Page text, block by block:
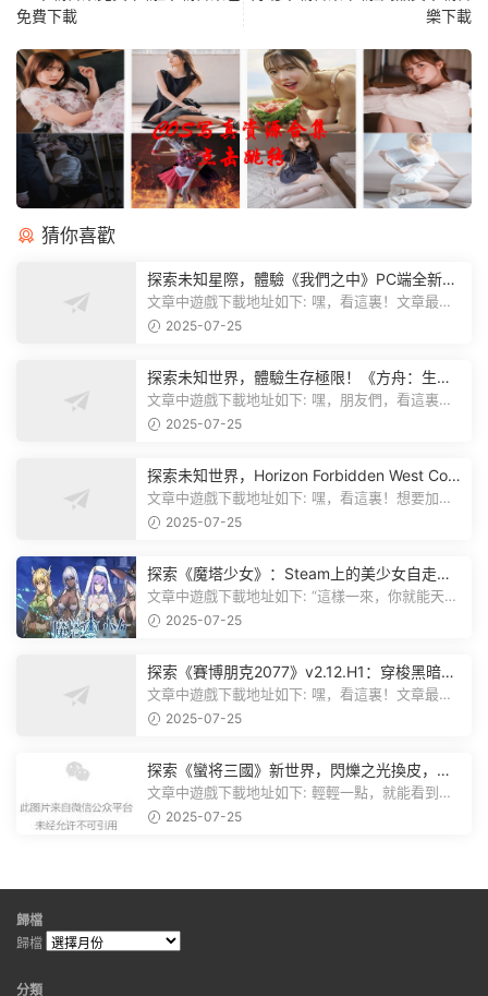
免費下載
樂下載
猜你喜歡
探索未知星際，體驗《我們之中》PC端全新版
本
文章中遊戲下載地址如下: 嘿，看這裏！文章最後
有個圖片，點一下就能加入我們遊...
2025-07-25
探索未知世界，體驗生存極限！《方舟：生存
飛升》v38.9中文版全新升級！
文章中遊戲下載地址如下: 嘿，朋友們，看這裏！
《方舟：生存飛升》這個遊戲超火...
2025-07-25
探索未知世界，Horizon Forbidden West Com
plete Edition正式發布！
文章中遊戲下載地址如下: 嘿，看這裏！想要加入
遊戲資源分享群，就點文章最後那...
2025-07-25
探索《魔塔少女》：Steam上的美少女自走
棋，戰鬥與策略的雙重盛宴！
文章中遊戲下載地址如下: “這樣一來，你就能天天
2025-07-25
探索《賽博朋克2077》v2.12.H1：穿梭黑暗都
市，感受未來世界的震撼
文章中遊戲下載地址如下: 嘿，看這裏！文章最後
有個圖片，點一下就能加入我們的...
2025-07-25
探索《蠻将三國》新世界，閃爍之光換皮，共
赴手遊盛宴！
文章中遊戲下載地址如下: 輕輕一點，就能看到原
文。 滑動一下屏幕，就能看到...
2025-07-25
歸檔
歸檔
分類